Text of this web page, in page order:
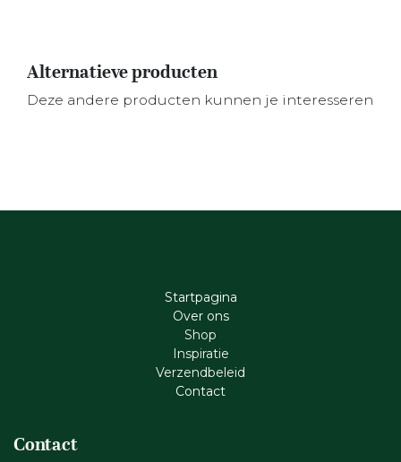
Alternatieve producten
Deze andere producten kunnen je interesseren
Startpagina
Ove​r​ ons
Shop
Inspiratie
Verzendbeleid
Cont​act
Contact